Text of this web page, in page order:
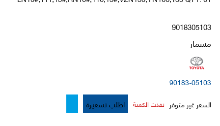
9018305103
مسمار
90183-05103
السعر غير متوفر نفذت الكمية اطلب تسعيرة